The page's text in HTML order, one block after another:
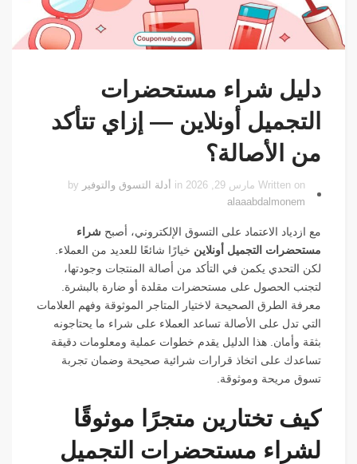
دليل شراء مستحضرات
التجميل أونلاين — إزاي تتأكد
من الأصالة؟
Written on مارس 29, 2026 in أدلة التسوق والتوفير
alaaabdalmonem
مع ازدياد الاعتماد على التسوق الإلكتروني، أصبح شراء
مستحضرات التجميل أونلاين خيارًا شائعًا للعديد من العملاء.
لكن التحدي يكمن في التأكد من أصالة المنتجات وجودتها،
لتجنب الحصول على مستحضرات مقلدة أو ضارة بالبشرة.
معرفة الطرق الصحيحة لاختيار المتاجر الموثوقة وفهم العلامات
التي تدل على الأصالة تساعد العملاء على شراء ما يحتاجونه
بثقة وأمان. هذا الدليل يقدم خطوات عملية ومعلومات دقيقة
تساعدك على اتخاذ قرارات شرائية صحيحة وضمان تجربة
تسوق مريحة وموثوقة.
كيف تختارين متجرًا موثوقًا
لشراء مستحضرات التجميل